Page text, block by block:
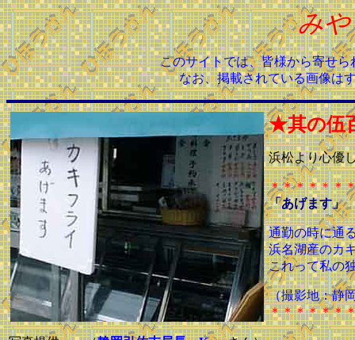
み
このサイトでは、皆様から寄せ
なお、掲載されている画像は
★其の伍
浜松より心優
＊＊＊＊＊＊
「あげます」
通勤の時に通
浜名湖産のカ
これって私の
（撮影地：静
＊＊＊＊＊＊